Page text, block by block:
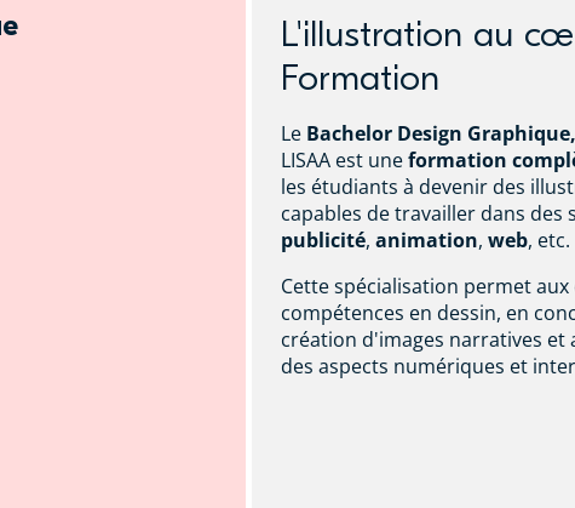
L'illustration au
Formation
Le Bachelor Design
LISAA est uneformation
les étudiants à devenir des
capables de travailler dans des
publicité, animation, web, etc.
Cette spécialisation permet
compétences en dessin, en
création d'images narratives
des aspects numériques et